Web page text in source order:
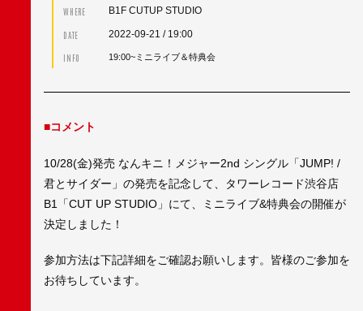
WHERE B1F CUTUP STUDIO
DATE 2022-09-21 / 19:00
INFO 19:00~ミニライブ＆特典会
■コメント
10/28(金)発売 なんキニ！メジャー2nd シングル「JUMP! /
君とサイダー」の発売を記念して、タワーレコード渋谷店
B1「CUT UP STUDIO」にて、ミニライブ&特典会の開催が
決定しました！
参加方法は下記詳細をご確認お願いします。皆様のご参加を
お待ちしています。